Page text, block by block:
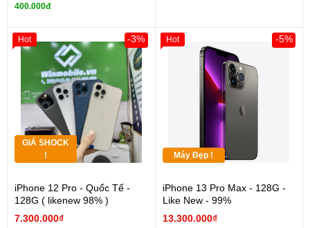
400.000đ
GIÁ SHOCK
!
iPhone 12 Pro - Quốc Tế -
128G ( likenew 98% )
7.300.000₫
-3%
Hot
Máy Đẹp !
iPhone 13 Pro Max - 128G -
Like New - 99%
13.300.000₫
-5%
Hot